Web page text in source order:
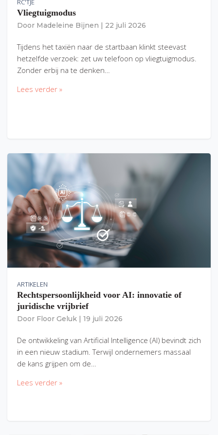
RC'TJE
Vliegtuigmodus
Door Madeleine Bijnen 22 juli 2026
Tijdens het taxiën naar de startbaan klinkt steevast
hetzelfde verzoek: zet uw telefoon op vliegtuigmodus.
Zonder erbij na te denken…
Lees verder »
ARTIKELEN
Rechtspersoonlijkheid voor AI: innovatie of
juridische vrijbrief
Door Floor Geluk 19 juli 2026
De ontwikkeling van Artificial Intelligence (AI) bevindt zich
in een nieuw stadium. Terwijl ondernemers massaal
de kans grijpen om de…
Lees verder »